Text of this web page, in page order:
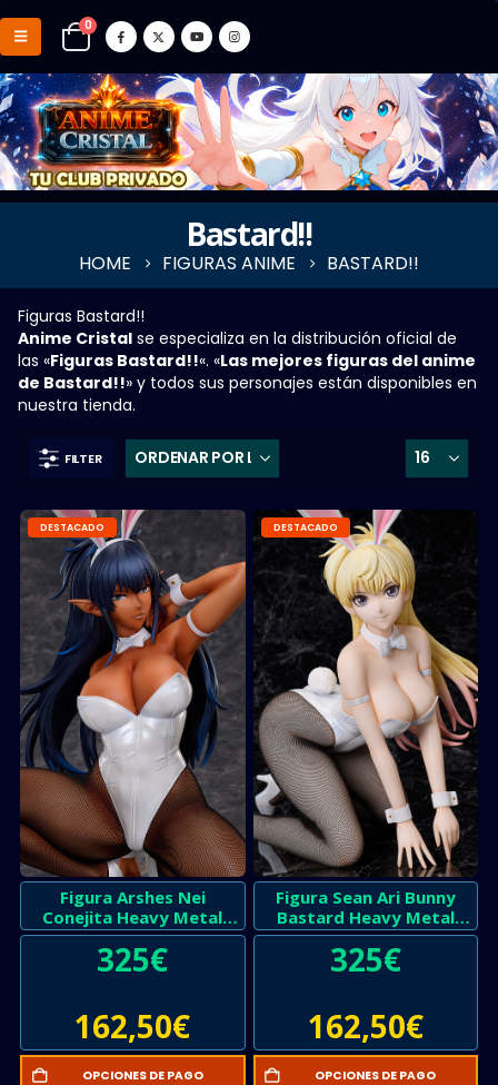
0
Bastard!!
HOME FIGURAS ANIME BASTARD!!
Figuras Bastard!!
Anime Cristal se especializa en la distribución oficial de
las «Figuras Bastard!!«. «Las mejores figuras del anime
de Bastard!!» y todos sus personajes están disponibles en
nuestra tienda.
FILTER
DESTACADO
Figura Arshes Nei
Conejita Heavy Metal
Dark Fantasy
325€
162,50€
OPCIONES DE PAGO
DESTACADO
Figura Sean Ari Bunny
Bastard Heavy Metal
Dark Fantasy
325€
162,50€
OPCIONES DE PAGO